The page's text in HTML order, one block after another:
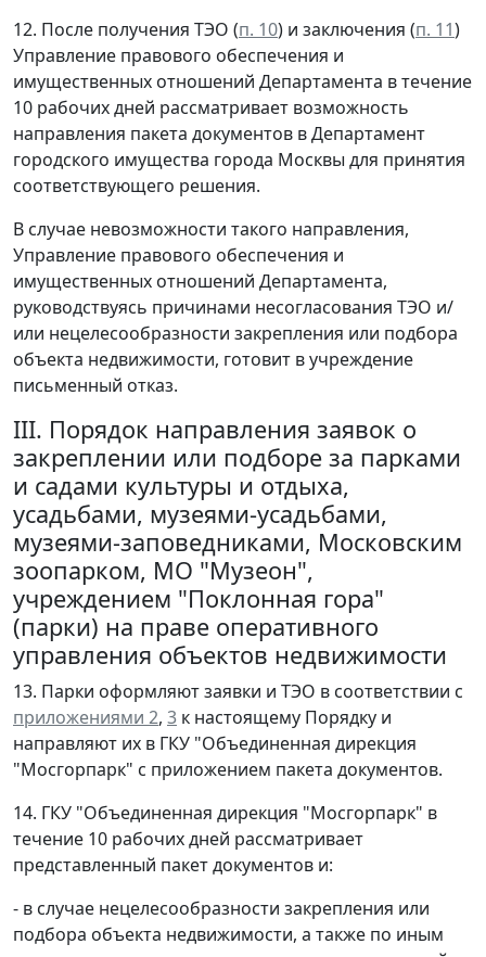
12. После получения ТЭО (п. 10) и заключения (п. 11)
Управление правового обеспечения и
имущественных отношений Департамента в течение
10 рабочих дней рассматривает возможность
направления пакета документов в Департамент
городского имущества города Москвы для принятия
соответствующего решения.
В случае невозможности такого направления,
Управление правового обеспечения и
имущественных отношений Департамента,
руководствуясь причинами несогласования ТЭО и/
или нецелесообразности закрепления или подбора
объекта недвижимости, готовит в учреждение
письменный отказ.
III. Порядок направления заявок о
закреплении или подборе за парками
и садами культуры и отдыха,
усадьбами, музеями-усадьбами,
музеями-заповедниками, Московским
зоопарком, МО "Музеон",
учреждением "Поклонная гора"
(парки) на праве оперативного
управления объектов недвижимости
13. Парки оформляют заявки и ТЭО в соответствии с
приложениями 2, 3 к настоящему Порядку и
направляют их в ГКУ "Объединенная дирекция
"Мосгорпарк" с приложением пакета документов.
14. ГКУ "Объединенная дирекция "Мосгорпарк" в
течение 10 рабочих дней рассматривает
представленный пакет документов и:
- в случае нецелесообразности закрепления или
подбора объекта недвижимости, а также по иным